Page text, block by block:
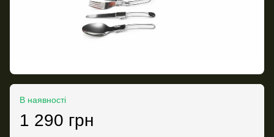
В наявності
1 290 грн